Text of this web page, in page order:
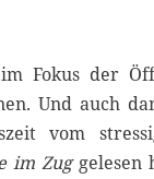
Fokus der
Und auch
vom
im Zuggelesen